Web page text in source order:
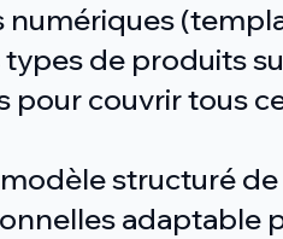
numériques
de produits
pour couvrir tous
structuré
adaptable